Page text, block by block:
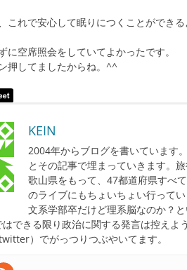
これで安心して眠りにつくことができる
に空席照会をしていてよかったです。
押してましたからね。^^
KEIN
2004年からブログを書いています
とその記事で埋まっていきます。
歌山県をもって、47都道府県すべ
のライブにもちょいちょい行ってい
文系学部卒だけど理系脳なのか？と
できる限り政治に関する発言は控え
）でがっつりつぶやいてます。